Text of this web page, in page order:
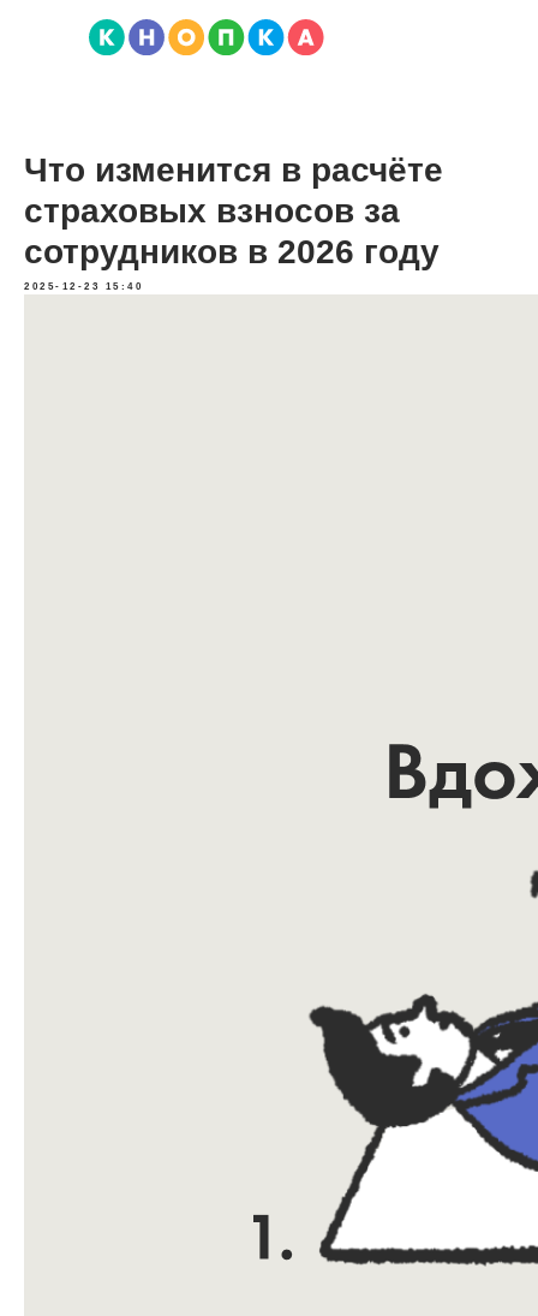
Что изменится в расчёте
страховых взносов за
сотрудников в 2026 году
2025-12-23 15:40